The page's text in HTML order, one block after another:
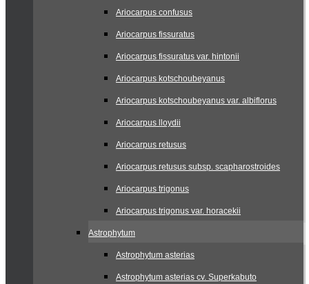
Ariocarpus confusus
Ariocarpus fissuratus
Ariocarpus fissuratus var. hintonii
Ariocarpus kotschoubeyanus
Ariocarpus kotschoubeyanus var. albiflorus
Ariocarpus lloydii
Ariocarpus retusus
Ariocarpus retusus subsp. scapharostroides
Ariocarpus trigonus
Ariocarpus trigonus var. horacekii
Astrophytum
Astrophytum asterias
Astrophytum asterias cv. Superkabuto